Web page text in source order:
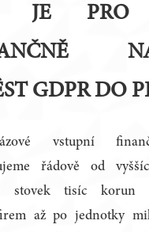
JE PRO
GDPR DO
vstupní
řádově od
stovek tisíc korun
až po jednotky